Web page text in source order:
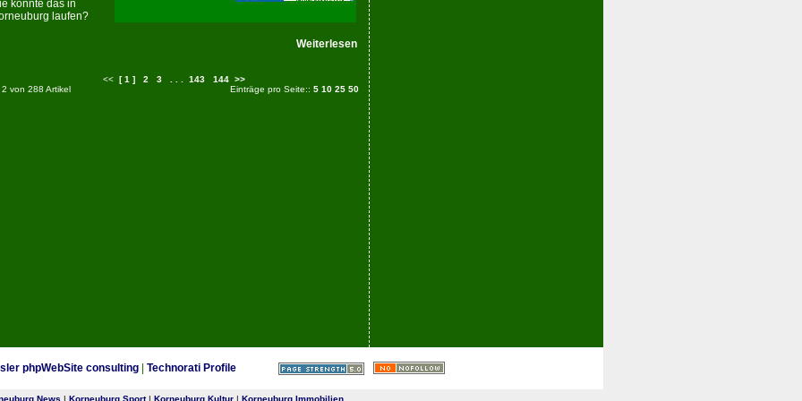
könnte das in
laufen?
Weiterlesen
<< [ 1 ] 2 3 143 144 >>
2 von 288 Artikel
Einträge pro Seite:: 5 10 25 50
phpWebSite consulting Technorati Profile
News | Korneuburg Sport| Korneuburg Kultur | Korneuburg Immobilien